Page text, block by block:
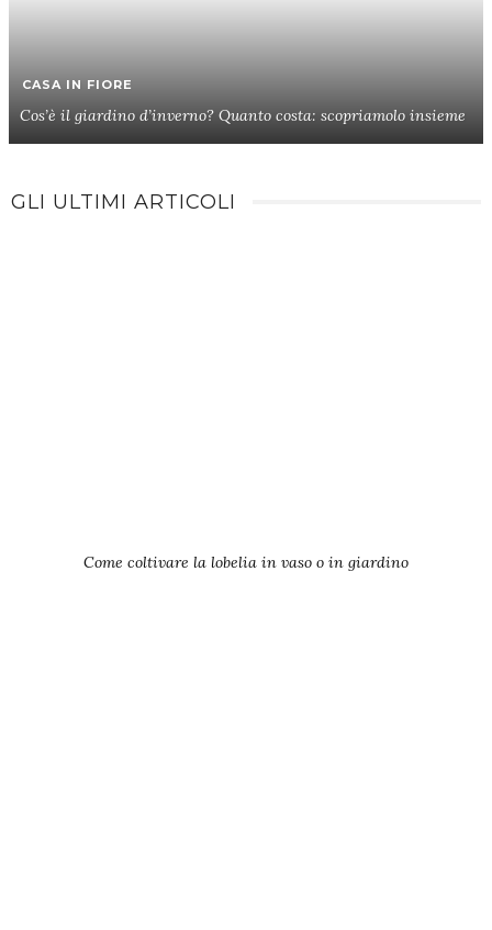
CASA IN FIORE
Cos’è il giardino d’inverno? Quanto costa: scopriamolo insieme
GLI ULTIMI ARTICOLI
Come coltivare la lobelia in vaso o in giardino